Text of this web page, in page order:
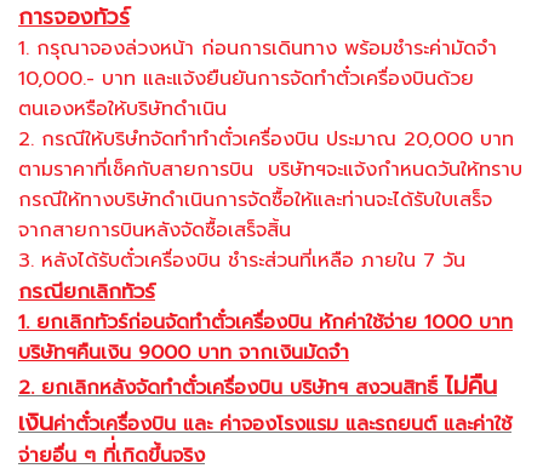
การจองทัวร์
1. กรุณาจองล่วงหน้า ก่อนการเดินทาง พร้อมชำระค่ามัดจำ
10,000.- บาท และแจ้งยืนยันการจัดทำตั๋วเครื่องบินด้วย
ตนเองหรือให้บริษัทดำเนิน
2. กรณีให้บริษํทจัดทำทำตั๋วเครื่องบิน ประมาณ 20,000 บาท
ตามราคาที่เช็คกับสายการบิน บริษัทฯจะแจ้งกำหนดวันให้ทราบ
กรณีให้ทางบริษัทดำเนินการจัดซื้อให้และท่านจะได้รับใบเสร็จ
จากสายการบินหลังจัดซื้อเสร็จสิ้น
3. หลังได้รับตั๋วเครื่องบิน ชำระส่วนที่เหลือ ภายใน 7 วัน
กรณียกเลิกทัวร์
1. ยกเลิกทัวร์ก่อนจัดทำตั๋วเครื่องบิน หักค่าใช้จ่าย 1000 บาท
บริษัทฯคืนเงิน 9000 บาท จากเงินมัดจำ
2. ยกเลิกหลังจัดทำตั๋วเครื่องบิน บริษัทฯ สงวนสิทธิ์ไม่คืน
เงินค่าตั๋วเครื่องบิน และ ค่าจองโรงแรม และรถยนต์ และค่าใช้
จ่ายอื่น ๆ ที่่เกิดขึ้นจริง